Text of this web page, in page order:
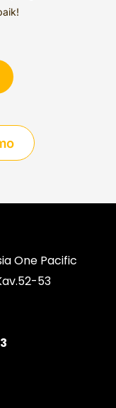
One Pacific
53